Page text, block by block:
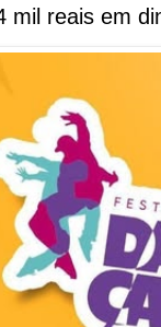
mil reais em